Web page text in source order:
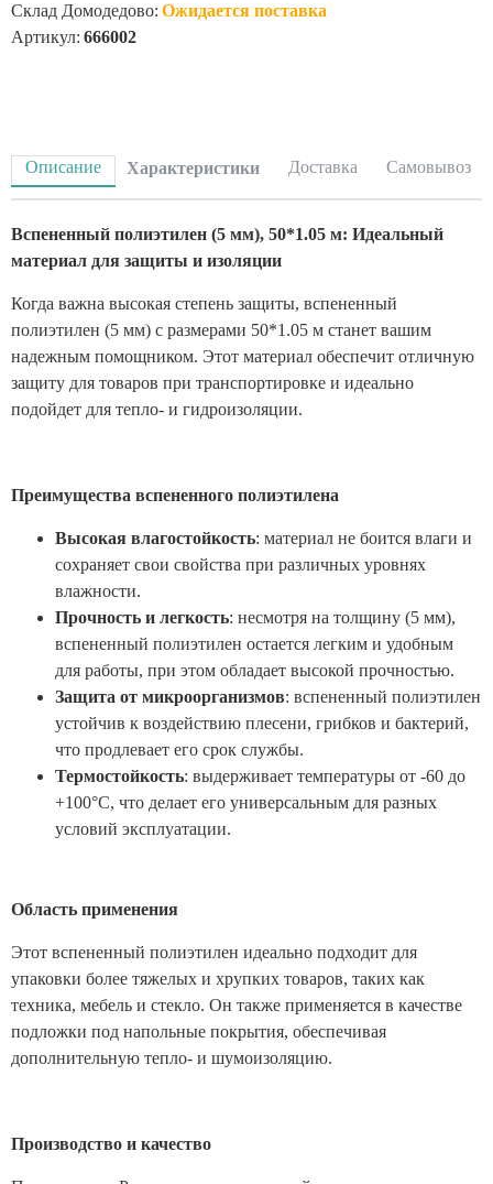
Склад Домодедово: Ожидается поставка
Артикул: 666002
Описание Характеристики Доставка Самовывоз
Вспененный полиэтилен (5 мм), 50*1.05 м: Идеальный
материал для защиты и изоляции
Когда важна высокая степень защиты, вспененный
полиэтилен (5 мм) с размерами 50*1.05 м станет вашим
надежным помощником. Этот материал обеспечит отличную
защиту для товаров при транспортировке и идеально
подойдет для тепло- и гидроизоляции.
Преимущества вспененного полиэтилена
Высокая влагостойкость: материал не боится влаги и
сохраняет свои свойства при различных уровнях
влажности.
Прочность и легкость: несмотря на толщину (5 мм),
вспененный полиэтилен остается легким и удобным
для работы, при этом обладает высокой прочностью.
Защита от микроорганизмов: вспененный полиэтилен
устойчив к воздействию плесени, грибков и бактерий,
что продлевает его срок службы.
Термостойкость: выдерживает температуры от -60 до
+100°C, что делает его универсальным для разных
условий эксплуатации.
Область применения
Этот вспененный полиэтилен идеально подходит для
упаковки более тяжелых и хрупких товаров, таких как
техника, мебель и стекло. Он также применяется в качестве
подложки под напольные покрытия, обеспечивая
дополнительную тепло- и шумоизоляцию.
Производство и качество